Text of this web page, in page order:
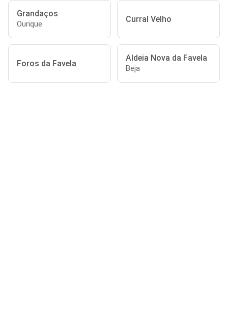
Grandaços
Ourique Curral Velho
Foros da Favela
Aldeia Nova da Favela
Beja